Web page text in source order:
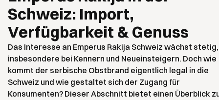
Schweiz: Import,
Verfügbarkeit & Genuss
Das Interesse an Emperus Rakija Schweiz wächst stetig,
insbesondere bei Kennern und Neueinsteigern. Doch wie
kommt der serbische Obstbrand eigentlich legal in die
Schweiz und wie gestaltet sich der Zugang für
Konsumenten? Dieser Abschnitt bietet einen Überblick